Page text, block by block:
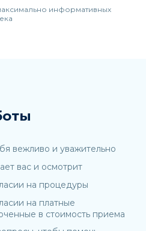
информативных
вежливо и уважительно
вас и осмотрит
на процедуры
на платные
в стоимость приема